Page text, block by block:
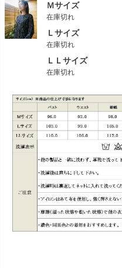
Ｍサイズ
在庫切れ
Ｌサイズ
在庫切れ
ＬＬサイズ
在庫切れ